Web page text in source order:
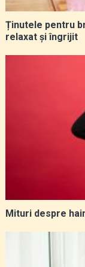
Ținutele pentru
relaxat și îngrijit
Mituri despre